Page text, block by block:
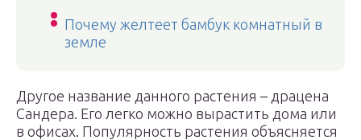
Почему желтеет бамбук комнатный в
земле
Другое название данного растения – драцена
Сандера. Его легко можно вырастить дома или
в офисах. Популярность растения объясняется